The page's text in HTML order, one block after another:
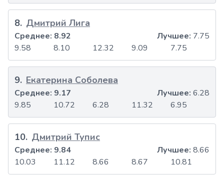
8. Дмитрий Лига
9.58 8.10 12.32 9.09 7.75
Среднее: 8.92 Лучшее: 7.75
9. Екатерина Соболева
9.85 10.72 6.28 11.32 6.95
Среднее: 9.17 Лучшее: 6.28
10. Дмитрий Тупис
10.03 11.12 8.66 8.67 10.81
Среднее: 9.84 Лучшее: 8.66